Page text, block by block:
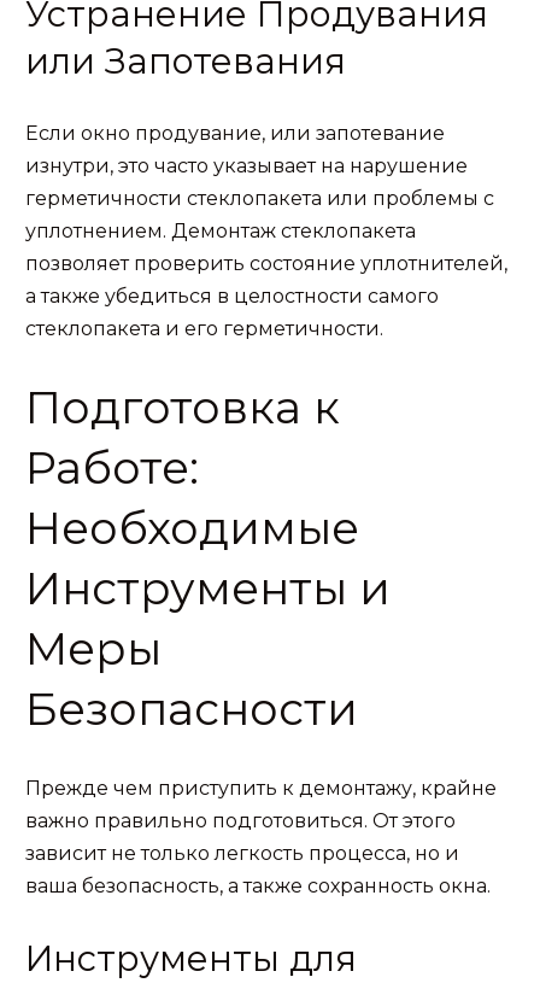
Устранение Продувания
или Запотевания
Если окно продувание, или запотевание
изнутри, это часто указывает на нарушение
герметичности стеклопакета или проблемы с
уплотнением. Демонтаж стеклопакета
позволяет проверить состояние уплотнителей,
а также убедиться в целостности самого
стеклопакета и его герметичности.
Подготовка к
Работе:
Необходимые
Инструменты и
Меры
Безопасности
Прежде чем приступить к демонтажу, крайне
важно правильно подготовиться. От этого
зависит не только легкость процесса, но и
ваша безопасность, а также сохранность окна.
Инструменты для